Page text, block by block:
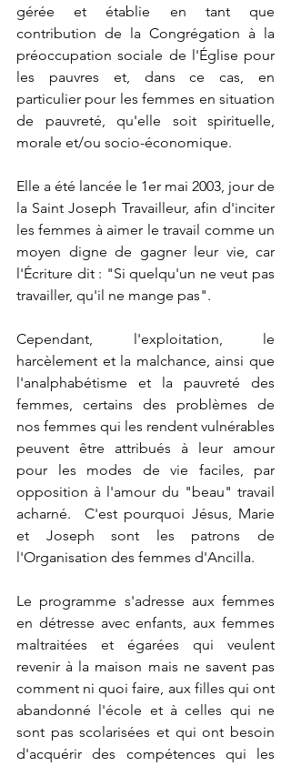
gérée et établie en tant que
contribution de la Congrégation à la
préoccupation sociale de l'Église pour
les pauvres et, dans ce cas, en
particulier pour les femmes en situation
de pauvreté, qu'elle soit spirituelle,
morale et/ou socio-économique.
Elle a été lancée le 1er mai 2003, jour de
la Saint Joseph Travailleur, afin d'inciter
les femmes à aimer le travail comme un
moyen digne de gagner leur vie, car
l'Écriture dit : "Si quelqu'un ne veut pas
travailler, qu'il ne mange pas".
Cependant, l'exploitation, le
harcèlement et la malchance, ainsi que
l'analphabétisme et la pauvreté des
femmes, certains des problèmes de
nos femmes qui les rendent vulnérables
peuvent être attribués à leur amour
pour les modes de vie faciles, par
opposition à l'amour du "beau" travail
acharné.  C'est pourquoi Jésus, Marie
et Joseph sont les patrons de
l'Organisation des femmes d'Ancilla.
Le programme s'adresse aux femmes
en détresse avec enfants, aux femmes
maltraitées et égarées qui veulent
revenir à la maison mais ne savent pas
comment ni quoi faire, aux filles qui ont
abandonné l'école et à celles qui ne
sont pas scolarisées et qui ont besoin
d'acquérir des compétences qui les